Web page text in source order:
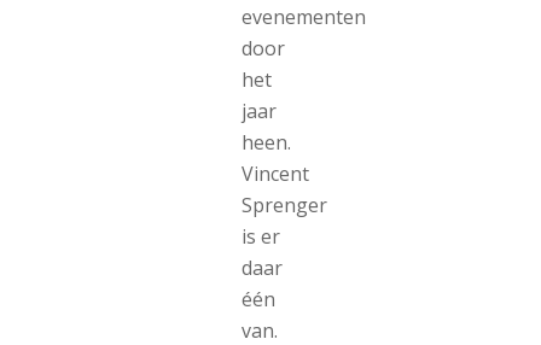
evenementen
door
het
jaar
heen.
Vincent
Sprenger
is er
daar
één
van.